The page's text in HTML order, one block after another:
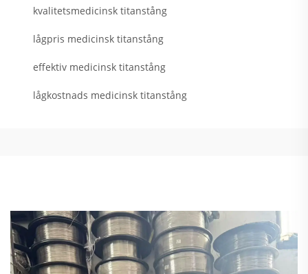
kvalitetsmedicinsk titanstång
lågpris medicinsk titanstång
effektiv medicinsk titanstång
lågkostnads medicinsk titanstång